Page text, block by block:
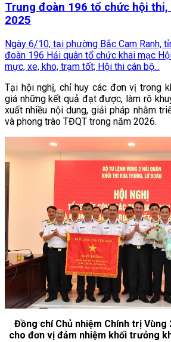
Trung đoàn 196 tổ chức hội thi,
2025
Ngày 6/10, tại phường Bắc Cam Ranh,
đoàn 196 Hải quân tổ chức khai mạc
mực, xe, kho, trạm tốt; Hội thi cán bộ...
Tại hội nghị, chỉ huy các đơn vị trong
giá những kết quả đạt được, làm rõ
xuất nhiều nội dung, giải pháp nhằm
và phong trào TĐQT trong năm 2026.
Đồng chí Chủ nhiệm Chính trị
cho đơn vị đảm nhiệm khối trưởng